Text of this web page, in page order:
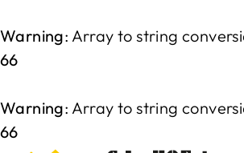
Warning: Array to string
66
Warning: Array to string
66